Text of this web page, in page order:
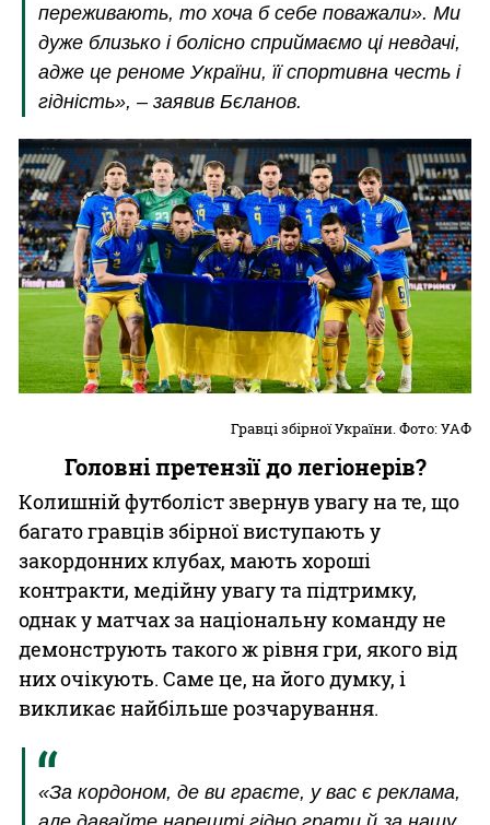
переживають, то хоча б себе поважали». Ми
дуже близько і болісно сприймаємо ці невдачі,
адже це реноме України, її спортивна честь і
гідність», – заявив Бєланов.
Гравці збірної України. Фото: УАФ
Головні претензії до легіонерів?
Колишній футболіст звернув увагу на те, що
багато гравців збірної виступають у
закордонних клубах, мають хороші
контракти, медійну увагу та підтримку,
однак у матчах за національну команду не
демонструють такого ж рівня гри, якого від
них очікують. Саме це, на його думку, і
викликає найбільше розчарування.
«За кордоном, де ви граєте, у вас є реклама,